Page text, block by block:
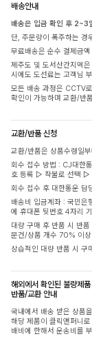
배송안내
배송은 입금 확인 후 2~3
단, 주문량이 폭주하는 경
무료배송은 순수 결제금
제주도 및 도서산간지역
시에도 도선료는 고객님
모든 배송 과정은 CCTV
확인이 가능하며 교환/반
교환/반품 신청
교환/반품은 상품수령일
회수 접수 방법 : CJ대한
호 등록 ▷ 착불로 선택 ▷
회수 접수 후 대한통운 담
배송비 입금계좌 : 국민
에 휴대폰 뒷번호 4자리
대량 구매 후 반품 시 반
문건/상품 개수 70% 이
상습적인 대량 반품 시 구
해외에서 확인된 불량제품
반품/교환 안내
국내에서 배송 받은 상품
해당 제품이 클릭앤퍼니
배비에 한해서 운송비를